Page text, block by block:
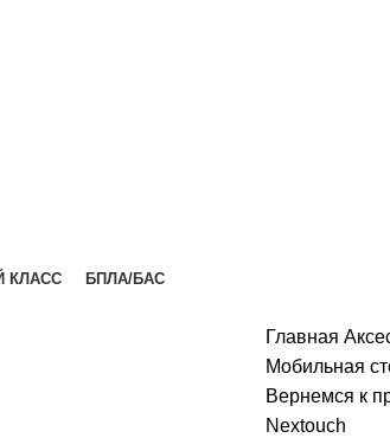
КЛАСС
БПЛА/БАС
Главная
Мобильная
Вернемся к
Nextouch